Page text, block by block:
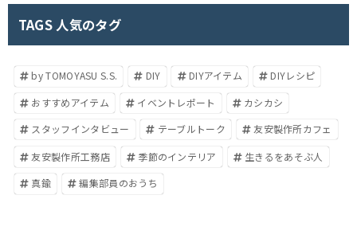
TAGS 人気のタグ
by TOMOYASU S.S. DIY DIYアイテム
DIYレシピ
おすすめアイテム
イベントレポート
カシカシ
スタッフインタビュー
テーブルトーク
友安製作所カフェ
友安製作所工務店
季節のインテリア
生きるをあそぶ人
真鍮
編集部員のおうち